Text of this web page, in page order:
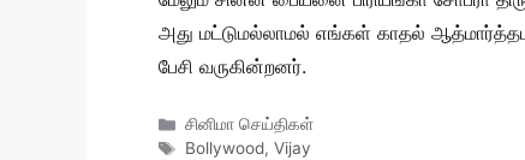
அது மட்டுமல்லாமல் எங்கள் காதல்
பேசி வருகின்றனர்.
Categories
சினிமா செய்திகள்
Tags
Bollywood, Vijay